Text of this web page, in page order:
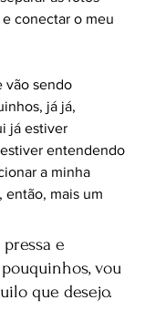
conectar o meu
vão sendo
já já,
já estiver
entendendo
a minha
então, mais um
e
vou
que desejo.